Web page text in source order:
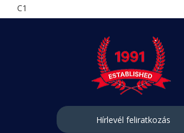
C1
Hírlevél feliratkozás